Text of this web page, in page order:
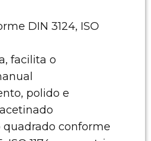
DIN 3124, ISO
facilita o
polido e
quadrado conforme